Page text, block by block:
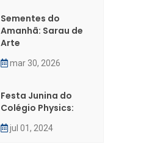
Sementes do
Amanhã: Sarau de
Arte
mar 30, 2026
Festa Junina do
Colégio Physics:
jul 01, 2024